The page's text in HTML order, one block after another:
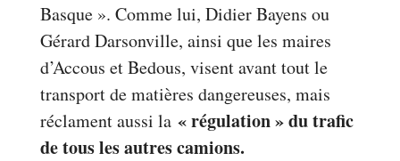
Basque ». Comme lui, Didier Bayens ou
Gérard Darsonville, ainsi que les maires
d’Accous et Bedous, visent avant tout le
transport de matières dangereuses, mais
réclament aussi la « régulation » du trafic
de tous les autres camions.